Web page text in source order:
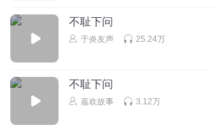
不耻下问
于炎友声 25.24万
不耻下问
嘉欢故事 3.12万